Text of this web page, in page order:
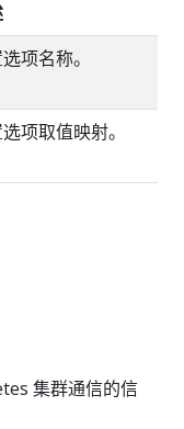
项名称。
项取值映射。
集群通信的信